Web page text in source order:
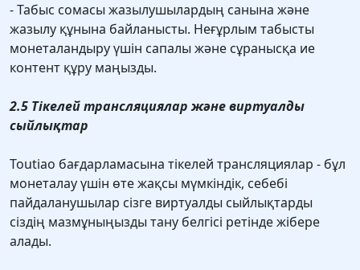
- Табыс сомасы жазылушылардың санына және
жазылу құнына байланысты. Неғұрлым табысты
монеталандыру үшін сапалы және сұранысқа ие
контент құру маңызды.
2.5 Тікелей трансляциялар және виртуалды
сыйлықтар
Toutiao бағдарламасына тікелей трансляциялар - бұл
монеталау үшін өте жақсы мүмкіндік, себебі
пайдаланушылар сізге виртуалды сыйлықтарды
сіздің мазмұныңызды тану белгісі ретінде жібере
алады.